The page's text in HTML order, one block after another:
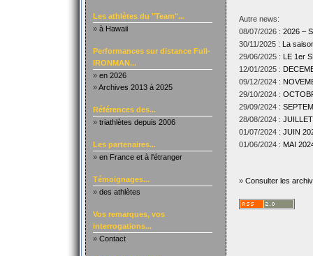
Les athlètes du "Team"...
» à Hawaii
Performances sur distance Full-
IRONMAN...
» en 2026
»Archives 2013 à 2025
Références des...
» triathlètes depuis 2006
Les partenaires...
» en France et à l'étranger
Témoignages...
» des athlètes
Vos remarques, vos
interrogations...
» Contact
Autre news:
08/07/2026 : 2026 –
30/11/2025 : La
29/06/2025 : LE 1er
12/01/2025 :
09/12/2024 :
29/10/2024 :
29/09/2024 :
28/08/2024 :
01/07/2024 : JUIN
01/06/2024 : MAI
» Consulter les